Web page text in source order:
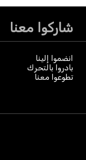
شاركوا معنا
انضموا إلينا
بادروا بالتحرك
تطوعوا معنا